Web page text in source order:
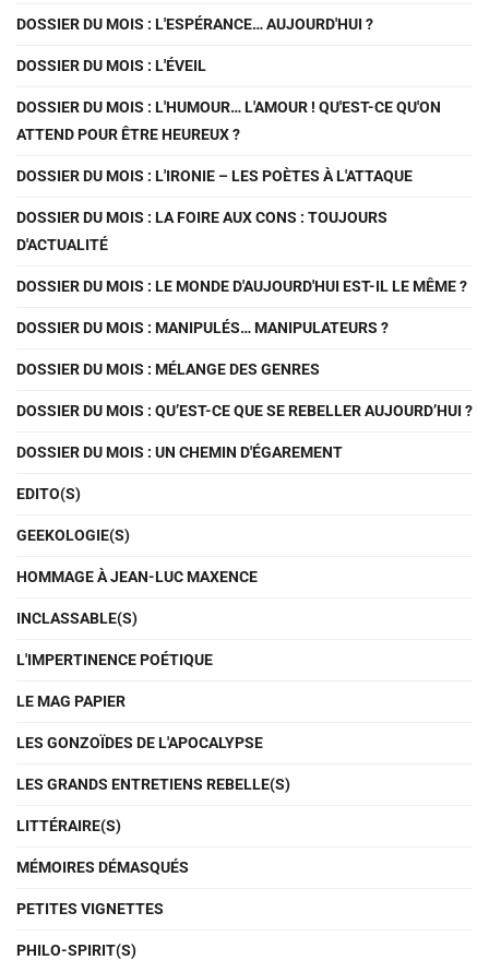
DOSSIER DU MOIS : L'ESPÉRANCE… AUJOURD'HUI ?
DOSSIER DU MOIS : L'ÉVEIL
DOSSIER DU MOIS : L'HUMOUR… L'AMOUR ! QU'EST-CE QU'ON
ATTEND POUR ÊTRE HEUREUX ?
DOSSIER DU MOIS : L'IRONIE – LES POÈTES À L'ATTAQUE
DOSSIER DU MOIS : LA FOIRE AUX CONS : TOUJOURS
D'ACTUALITÉ
DOSSIER DU MOIS : LE MONDE D'AUJOURD'HUI EST-IL LE MÊME ?
DOSSIER DU MOIS : MANIPULÉS… MANIPULATEURS ?
DOSSIER DU MOIS : MÉLANGE DES GENRES
DOSSIER DU MOIS : QU’EST-CE QUE SE REBELLER AUJOURD’HUI ?
DOSSIER DU MOIS : UN CHEMIN D'ÉGAREMENT
EDITO(S)
GEEKOLOGIE(S)
HOMMAGE À JEAN-LUC MAXENCE
INCLASSABLE(S)
L'IMPERTINENCE POÉTIQUE
LE MAG PAPIER
LES GONZOÏDES DE L'APOCALYPSE
LES GRANDS ENTRETIENS REBELLE(S)
LITTÉRAIRE(S)
MÉMOIRES DÉMASQUÉS
PETITES VIGNETTES
PHILO-SPIRIT(S)